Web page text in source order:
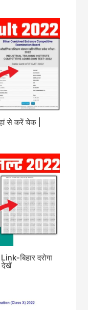
से करें चेक |
बिहार दरोगा
देखें